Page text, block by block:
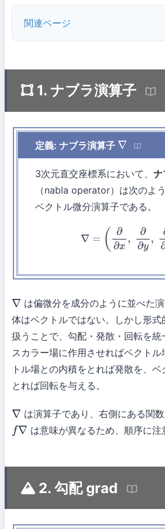
関連ページ
1. ナブラ演算子
定義: ナブラ演算子 ∇
3次元直交座標系において、 ナ
（nabla operator）は次のよ
ベクトル微分演算子である。
= ∂x y, )
∇ は偏微分を成分のように並べた
体はベクトルではない。しかし形式
扱うことで、勾配・発散・回転を統
スカラー場に作用させればベクトル
トル場との内積をとれば発散を、
とれば回転を与える。
∇ は演算子であり、右側にある関数
f∇ は意味が異なるため、順序に注
2. 勾配 grad